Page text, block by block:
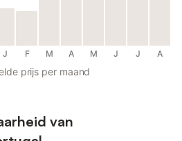
J F M A M J J A
prijs per maand
van